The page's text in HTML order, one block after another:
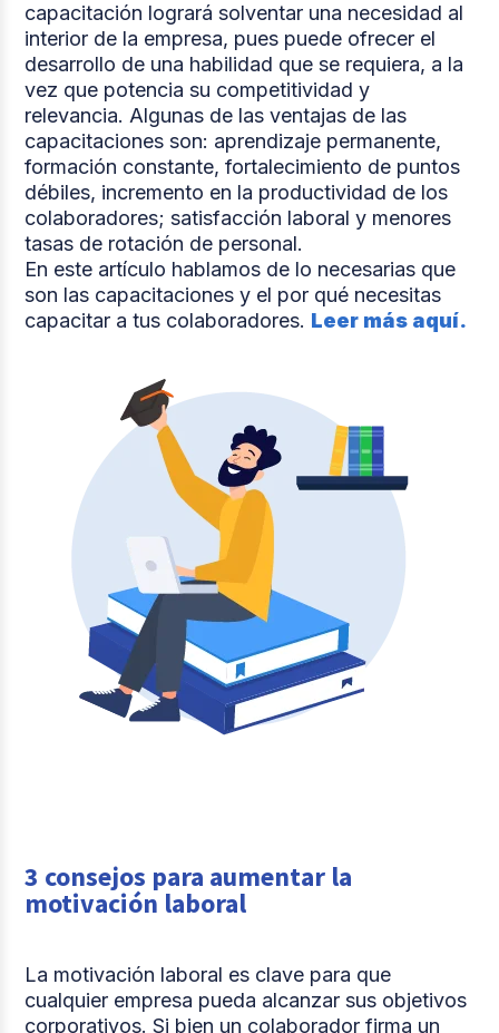
capacitación logrará solventar una necesidad al
interior de la empresa, pues puede ofrecer el
desarrollo de una habilidad que se requiera, a la
vez que potencia su competitividad y
relevancia. Algunas de las ventajas de las
capacitaciones son: aprendizaje permanente,
formación constante, fortalecimiento de puntos
débiles, incremento en la productividad de los
colaboradores; satisfacción laboral y menores
tasas de rotación de personal.
En este artículo hablamos de lo necesarias que
son las capacitaciones y el por qué necesitas
capacitar a tus colaboradores. Leer más aquí.
3 consejos para aumentar la
motivación laboral
La motivación laboral es clave para que
cualquier empresa pueda alcanzar sus objetivos
corporativos. Si bien un colaborador firma un